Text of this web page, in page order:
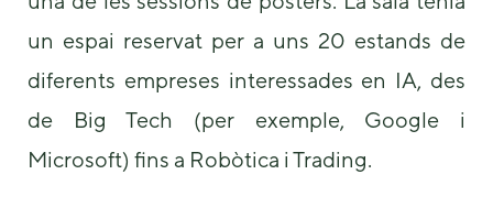
un espai reservat per a uns 20 estands de
diferents empreses interessades en IA, des
de Big Tech (per exemple, Google i
Microsoft) fins a Robòtica i Trading.
functionality
structure,
based on
how the
website is
used.